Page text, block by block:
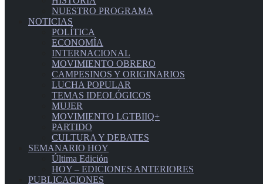
NUESTRO PROGRAMA
NOTICIAS
POLÍTICA
ECONOMÍA
INTERNACIONAL
MOVIMIENTO OBRERO
CAMPESINOS Y ORIGINARIOS
LUCHA POPULAR
TEMAS IDEOLÓGICOS
MUJER
MOVIMIENTO LGTBIIQ+
PARTIDO
CULTURA Y DEBATES
SEMANARIO HOY
Última Edición
HOY – EDICIONES ANTERIORES
PUBLICACIONES